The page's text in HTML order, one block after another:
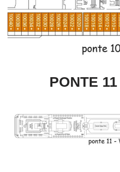
PONTE